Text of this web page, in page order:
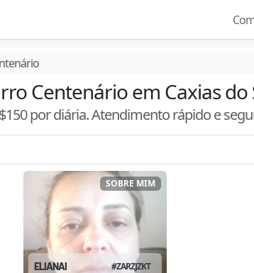
Centenário em Caxias do
150por diária. Atendimentorápido e
SOBRE MIM
ELIANAI #ZARZJZKT